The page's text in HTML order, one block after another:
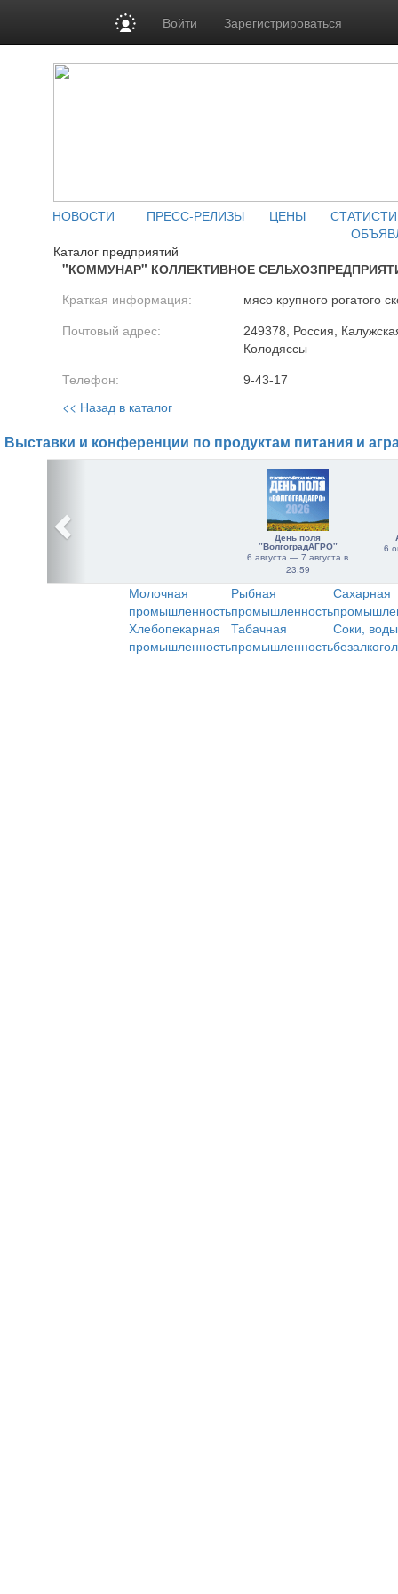
Войти Зарегистрироваться
НОВОСТИ ПРЕСС-РЕЛИЗЫ ЦЕНЫ
Каталог предприятий
"КОММУНАР" КОЛЛЕКТИВНОЕ
Краткая информация: мясо крупного рогатого
Почтовый адрес:
249378, Россия,
Колодяссы
Телефон: 9-43-17
<< Назад в каталог
Выставки и конференции по продуктам питания и
День поля
"ВолгоградАГРО"
6 августа — 7 августа в
23:59
6
Молочная
промышленность
Рыбная
промышленность
Сахарная
Хлебопекарная
промышленность
Табачная
промышленность
Соки,